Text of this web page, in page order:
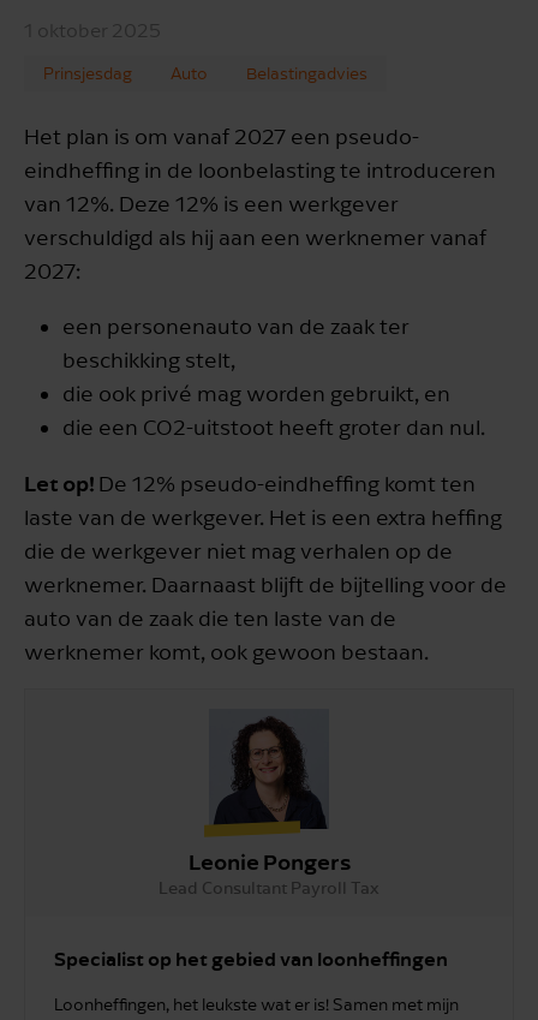
1 oktober 2025
Prinsjesdag Auto Belastingadvies
Het plan is om vanaf 2027 een pseudo-
eindheffing in de loonbelasting te introduceren
van 12%. Deze 12% is een werkgever
verschuldigd als hij aan een werknemer vanaf
2027:
een personenauto van de zaak ter
beschikking stelt,
die ook privé mag worden gebruikt, en
die een CO2-uitstoot heeft groter dan nul.
Let op! De 12% pseudo-eindheffing komt ten
laste van de werkgever. Het is een extra heffing
die de werkgever niet mag verhalen op de
werknemer. Daarnaast blijft de bijtelling voor de
auto van de zaak die ten laste van de
werknemer komt, ook gewoon bestaan.
Leonie Pongers
Lead Consultant Payroll Tax
Specialist op het gebied van loonheffingen
Loonheffingen, het leukste wat er is! Samen met mijn